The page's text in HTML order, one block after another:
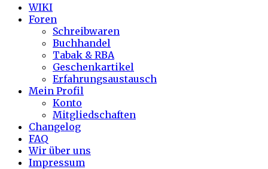
WIKI
Foren
Schreibwaren
Buchhandel
Tabak & RBA
Geschenkartikel
Erfahrungsaustausch
Mein Profil
Konto
Mitgliedschaften
Changelog
FAQ
Wir über uns
Impressum